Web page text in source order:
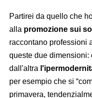
Partirei da quello che
alla promozione sui
raccontano professioni
queste due dimensioni:
dall'altra
per esempio che si
primavera,